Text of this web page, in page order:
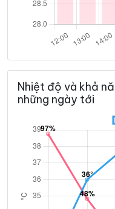
Nhiệt độ và khả
những ngày tới